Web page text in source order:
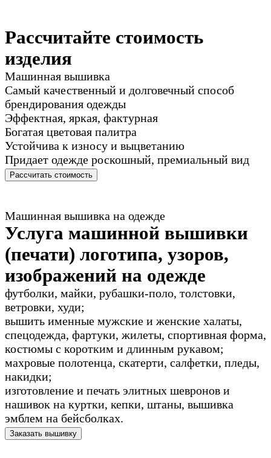
Рассчитайте стоимость
изделия
Машинная вышивка
Самый качественный и долговечный способ
брендирования одежды
Эффектная, яркая, фактурная
Богатая цветовая палитра
Устойчива к износу и выцветанию
Придает одежде роскошный, премиальный вид
Рассчитать стоимость
Машинная вышивка на одежде
Услуга машинной вышивки
(печати) логотипа, узоров,
изображений на одежде
футболки, майки, рубашки-поло, толстовки,
ветровки, худи;
вышить именные мужские и женские халаты,
спецодежда, фартуки, жилеты, спортивная форма,
костюмы с коротким и длинным рукавом;
махровые полотенца, скатерти, салфетки, пледы,
накидки;
изготовление и печать элитных шевронов и
нашивок на куртки, кепки, штаны, вышивка
эмблем на бейсболках.
Заказать вышивку